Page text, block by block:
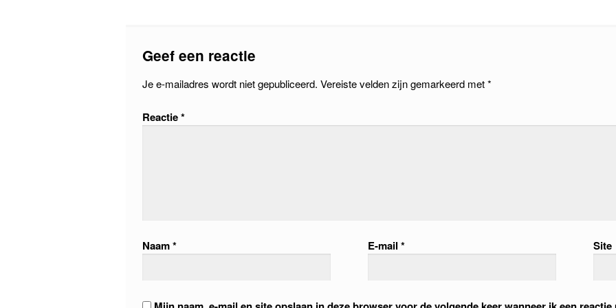
Geef een reactie
Je e-mailadres wordt niet gepubliceerd. Vereiste velden zijn gemarkeerd met*
Reactie*
Naam* E-mail* Site